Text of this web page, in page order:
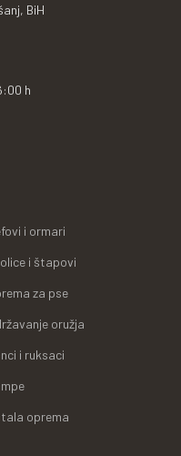
BiH
h
i ormari
i štapovi
za pse
oružja
i ruksaci
oprema